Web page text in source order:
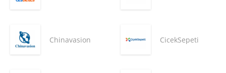
Chinavasion CicekSepeti